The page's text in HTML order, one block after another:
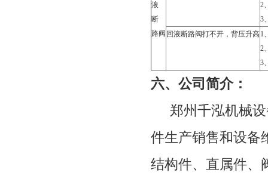
液
断
路阀
2
3
回液断路阀打不开，背压升高1
2
3
六、公司简介：
郑州千泓机械
件生产销售和设备
结构件、直属件、